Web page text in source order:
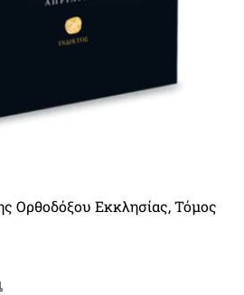
Ορθοδόξου Εκκλησίας, Τόμος